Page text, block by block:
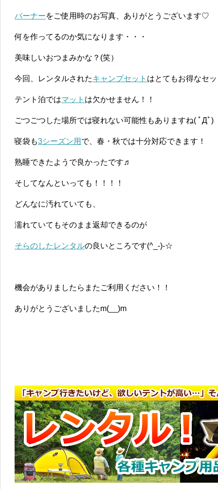
バーナーをご使用時のお写真、ありがとうございます♡
何を作ってるのか気になります・・・
美味しいおつまみかな？(笑）
今回、レンタルされたキャンプセット はとてもお得なセ
テント泊ではマット は欠かせません！！
ごつごつした場所では寝れない可能性もありますね( ﾟДﾟ)
寝袋も3シーズン用 で、春・秋では十分対応できます！
熟睡できたようで良かったです♬
そしてなんといっても！！！！
どんなに汚れていても、
濡れていてもそのまま返却できるのが
そらのしたレンタルの良いところです(^_-)-☆
機会がありましたらまたご利用ください！！
ありがとうございましたm(__)m